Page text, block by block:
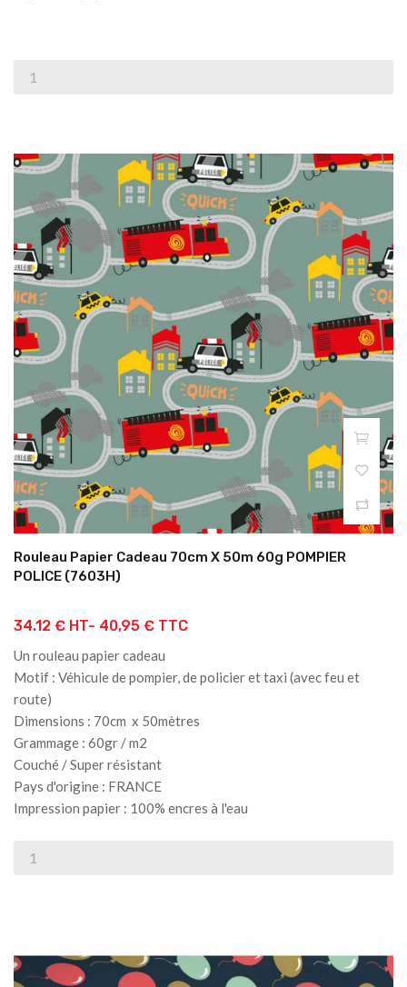
Rouleau Papier Cadeau 70cm X 50m 60g POMPIER
POLICE (7603H)
34.12 € HT- 40,95 € TTC
Un rouleau papier cadeau
Motif : Véhicule de pompier, de policier et taxi (avec feu et
route)
Dimensions : 70cm x 50mètres
Grammage : 60gr / m2
Couché / Super résistant
Pays d'origine : FRANCE
Impression papier : 100% encres à l'eau